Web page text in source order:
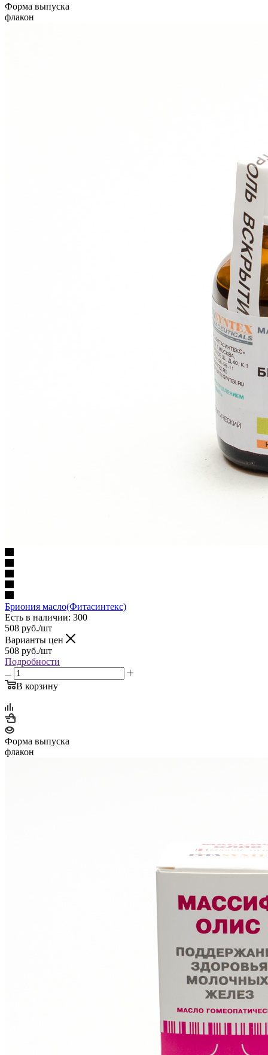
Форма выпуска
флакон
Бриония масло(Фитасинтекс)
Есть в наличии: 300
508 руб./шт
Варианты цен
508 руб./шт
Подробности
В корзину
Форма выпуска
флакон